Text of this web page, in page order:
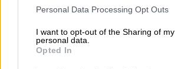
Please note that this website/app uses one
not limited to your visit or usage behaviour.
grant or deny consent to Google and its
use your data for below specified purposes
Personal Data Processing Opt Outs
I want to opt-out of the Sharing of my
personal data.
Opted In
μικρού παιδιού.
Το κοριτσάκι διακομίστηκε
της Ρόδου, αλλά δυστυχώς δεν